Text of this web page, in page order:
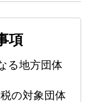
項
る地方団体
の対象団体